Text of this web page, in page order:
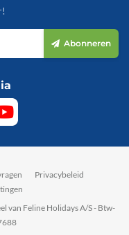
Abonneren
Privacybeleid
van Feline Holidays A/S - Btw-